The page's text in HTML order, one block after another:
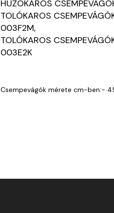
HÚZÓKAROS
TOLÓKAROS
003F2M,
TOLÓKAROS
003E2K
Csempevágók mérete cm-ben:-